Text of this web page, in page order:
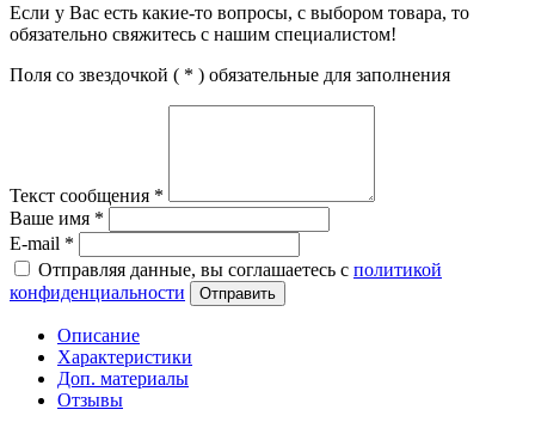
Если у Вас есть какие-то вопросы, с выбором товара, то
обязательно свяжитесь с нашим специалистом!
Поля со звездочкой ( * ) обязательные для заполнения
Текст сообщения *
Ваше имя *
E-mail *
Отправляя данные, вы соглашаетесь с политикой
конфиденциальности
Отправить
Описание
Характеристики
Доп. материалы
Отзывы